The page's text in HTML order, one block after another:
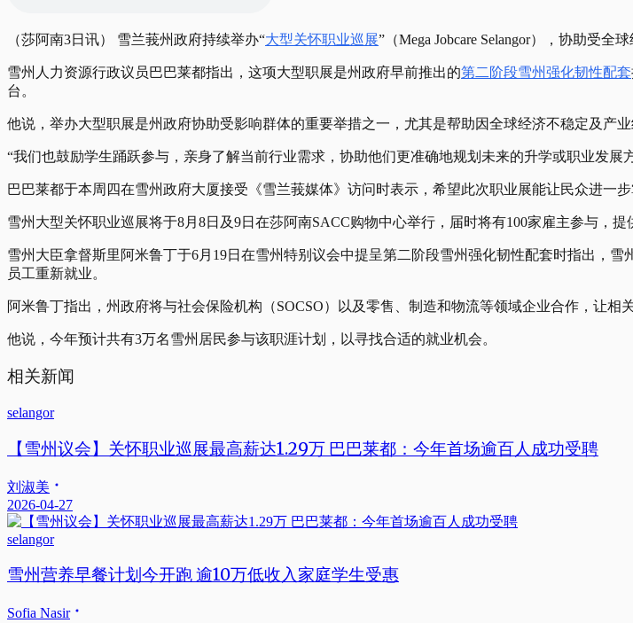
（莎阿南3日讯） 雪兰莪州政府持续举办“大型关怀职业巡展” （Mega Jobcare Selangor），协助受
雪州人力资源行政议员巴巴莱都指出，这项大型职展是州政府早前推出的第二阶段雪州强化韧性配套
台。
他说，举办大型职展是州政府协助受影响群体的重要举措之一，尤其是帮助因全球经济不稳定及产
“我们也鼓励学生踊跃参与，亲身了解当前行业需求，协助他们更准确地规划未来的升学或职业发展
巴巴莱都于本周四在雪州政府大厦接受《雪兰莪媒体》访问时表示，希望此次职业展能让民众进一
雪州 大型关怀职业巡展将于8月8日及9日在莎阿南SACC购物中心举行，届时将有100家雇主参与，
雪州大臣拿督斯里阿米鲁丁于6月19日在雪州特别议会中提呈第二阶段雪州强化韧性配套时指出，
员工重新就业。
阿米鲁丁指出，州政府将与社会保险机构（SOCSO）以及零售、制造和物流等领域企业合作，让相
他说，今年预计共有3万名雪州居民参与该职涯计划，以寻找合适的就业机会。
相关新闻
selangor
【雪州议会】关怀职业巡展最高薪达1.29万 巴巴莱都：今年首场逾百人成功受聘
刘淑美
2026-04-27
selangor
雪州营养早餐计划今开跑 逾10万低收入家庭学生受惠
Sofia Nasir